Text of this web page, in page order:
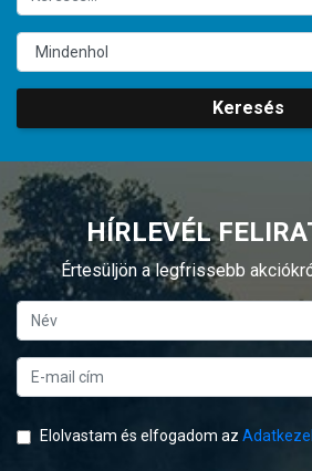
Keresés
HÍRLEVÉL
Értesüljön a legfrissebb
Elolvastam és elfogadom az